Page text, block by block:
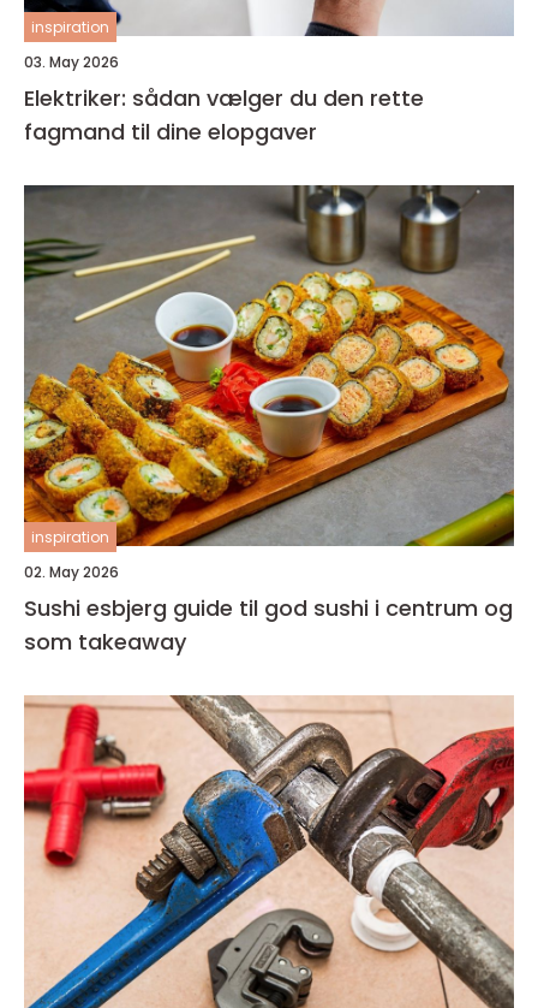
inspiration
03. May 2026
Elektriker: sådan vælger du den rette
fagmand til dine elopgaver
inspiration
02. May 2026
Sushi esbjerg guide til god sushi i centrum og
som takeaway